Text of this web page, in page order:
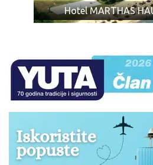
Zabranjeni prtljag: bilo koje
(osim lekova), kolica na
dozvoljene za prevoz prema
kroz koju prolazi autobus (o
sam informiše), ili mogu
nepodesni za prevoz zbog
ili karaktera, ili koji su lomljivi
oštrim ili isturenim ivicama
adekvatno pakovana, u
Hotel MARTHAS